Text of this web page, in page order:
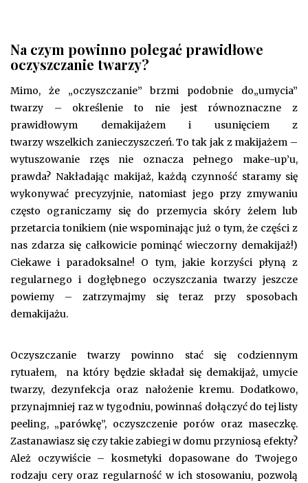
Na czym powinno polegać prawidłowe
oczyszczanie twarzy?
Mimo, że „oczyszczanie” brzmi podobnie do„umycia”
twarzy – określenie to nie jest równoznaczne z
prawidłowym demakijażem i usunięciem z
twarzy wszelkich zanieczyszczeń. To tak jak z makijażem –
wytuszowanie rzęs nie oznacza pełnego make-up’u,
prawda? Nakładając makijaż, każdą czynność staramy się
wykonywać precyzyjnie, natomiast jego przy zmywaniu
często ograniczamy się do przemycia skóry żelem lub
przetarcia tonikiem (nie wspominając już o tym, że części z
nas zdarza się całkowicie pominąć wieczorny demakijaż!)
Ciekawe i paradoksalne! O tym, jakie korzyści płyną z
regularnego i dogłębnego oczyszczania twarzy jeszcze
powiemy – zatrzymajmy się teraz przy sposobach
demakijażu.
Oczyszczanie twarzy powinno stać się codziennym
rytuałem, na który będzie składał się demakijaż, umycie
twarzy, dezynfekcja oraz nałożenie kremu. Dodatkowo,
przynajmniej raz w tygodniu, powinnaś dołączyć do tej listy
peeling, „parówkę”, oczyszczenie porów oraz maseczkę.
Zastanawiasz się czy takie zabiegi w domu przyniosą efekty?
Ależ oczywiście – kosmetyki dopasowane do Twojego
rodzaju cery oraz regularność w ich stosowaniu, pozwolą